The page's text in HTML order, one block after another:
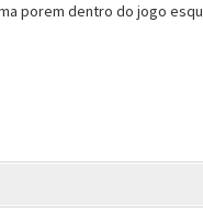
porem dentro do jogo